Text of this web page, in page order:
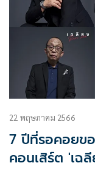
22 พฤษภาคม 2566
7 ปีที่รอคอยข
คอนเสิร์ต 'เฉ